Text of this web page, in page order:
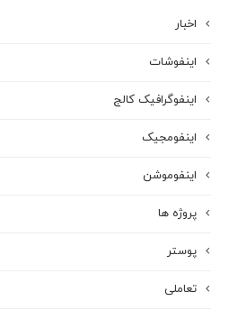
اخبار
اینفوشات
اینفوگرافیک کالج
اینفومجیک
اینفوموشن
پروژه ها
پوستر
تعاملی